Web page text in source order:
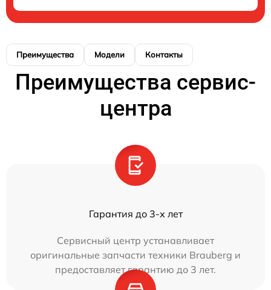
Преимущества Модели Контакты
Преимущества сервис-
центра
Гарантия до 3-х лет
Сервисный центр устанавливает
оригинальные запчасти техники Brauberg и
предоставляет гарантию до 3 лет.